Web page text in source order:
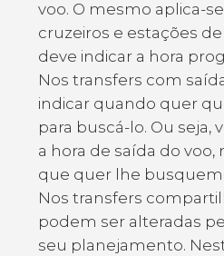
voo. O mesmo aplica-
cruzeiros e estações
deve indicar a hora
Nos transfers com
indicar quando quer
para buscá-lo. Ou seja,
a hora de saída do voo,
que quer lhe
Nos transfers
podem ser alteradas
seu planejamento.